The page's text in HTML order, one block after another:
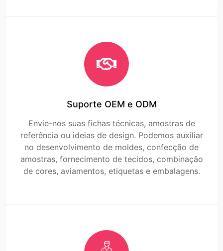
Suporte OEM e ODM
Envie-nos suas fichas técnicas, amostras de
referência ou ideias de design. Podemos auxiliar
no desenvolvimento de moldes, confecção de
amostras, fornecimento de tecidos, combinação
de cores, aviamentos, etiquetas e embalagens.